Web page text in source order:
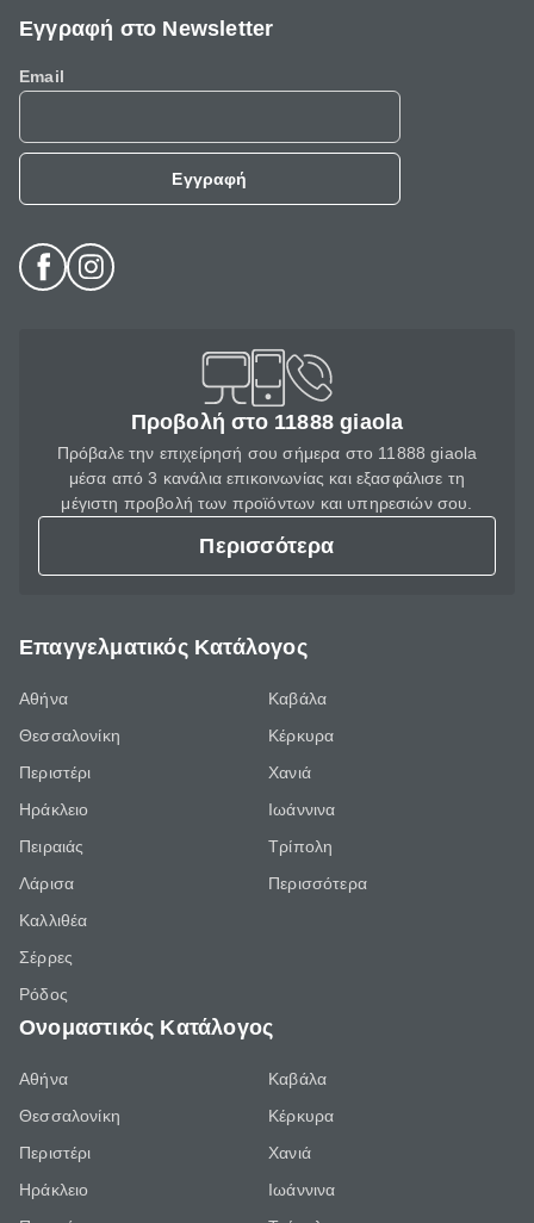
Εγγραφή στο Newsletter
Email
Εγγραφή
Προβολή στο 11888 giaola
Πρόβαλε την επιχείρησή σου σήμερα στο 11888 giaola
μέσα από 3 κανάλια επικοινωνίας και εξασφάλισε τη
μέγιστη προβολή των προϊόντων και υπηρεσιών σου.
Περισσότερα
Επαγγελματικός Κατάλογος
Αθήνα
Θεσσαλονίκη
Περιστέρι
Ηράκλειο
Πειραιάς
Λάρισα
Καλλιθέα
Σέρρες
Ρόδος
Καβάλα
Κέρκυρα
Χανιά
Ιωάννινα
Τρίπολη
Περισσότερα
Ονομαστικός Κατάλογος
Αθήνα
Θεσσαλονίκη
Περιστέρι
Ηράκλειο
Καβάλα
Κέρκυρα
Χανιά
Ιωάννινα